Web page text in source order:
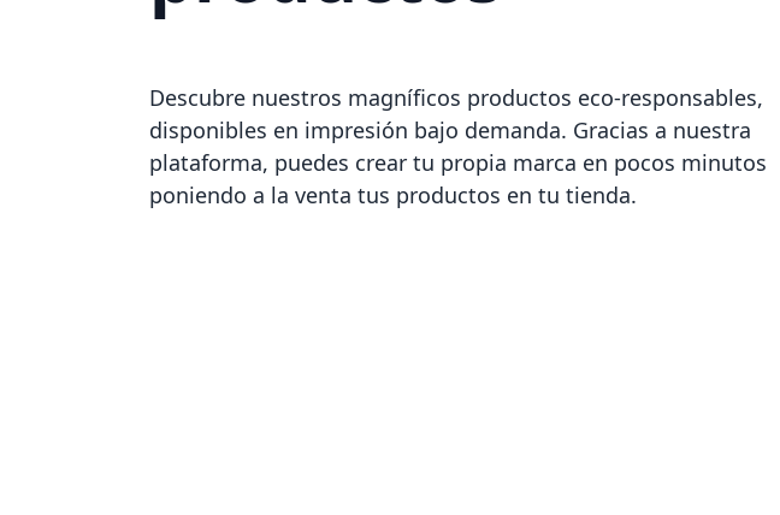
Descubre nuestros magníficos productos eco-responsables,
disponibles en impresión bajo demanda. Gracias a nuestra
plataforma, puedes crear tu propia marca en pocos minutos
poniendo a la venta tus productos en tu tienda.